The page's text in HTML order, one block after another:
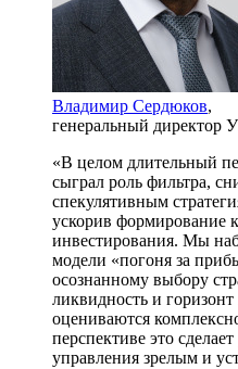
Владимир Сердюков,
генеральный директор
«В целом длительный
сыграл роль фильтра,
спекулятивным
ускорив формирование
инвестирования. Мы
модели «погоня за
осознанному выбору
ликвидность и
оцениваются
перспективе это
управления зрелым и